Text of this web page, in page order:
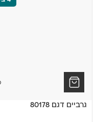
גרביים דגם 80178